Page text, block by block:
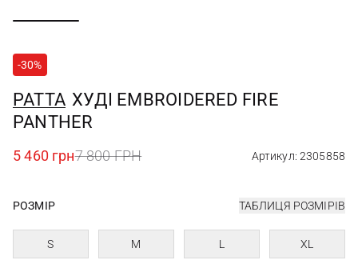
-30%
PATTA ХУДІ EMBROIDERED FIRE
PANTHER
5 460 грн7 800 ГРН Артикул: 2305858
РОЗМІР ТАБЛИЦЯ РОЗМІРІВ
S M L XL